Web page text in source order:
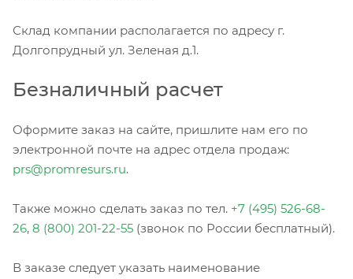
Склад компании располагается по адресу г.
Долгопрудный ул. Зеленая д.1.
Безналичный расчет
Оформите заказ на сайте, пришлите нам его по
электронной почте на адрес отдела продаж:
prs@promresurs.ru.
Также можно сделать заказ по тел. +7 (495) 526-68-
26, 8 (800) 201-22-55 (звонок по России бесплатный).
В заказе следует указать наименование